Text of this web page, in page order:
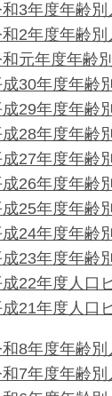
3年度年齢
2年度年齢
元年度年齢
30年度年齢
29年度年齢
28年度年齢
27年度年齢
26年度年齢
25年度年齢
24年度年齢
23年度年齢
22年度人口
21年度人口
8年度年齢
7年度年齢